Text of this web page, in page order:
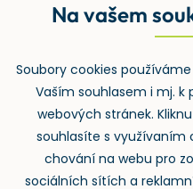
Rejstřík používaných
Zpětný odběr
Na vašem
Soubory cookies
Vaším souhlasem i mj. k
webových stránek.
souhlasíte s využívaním
chování na webu pro
sociálních sítích a